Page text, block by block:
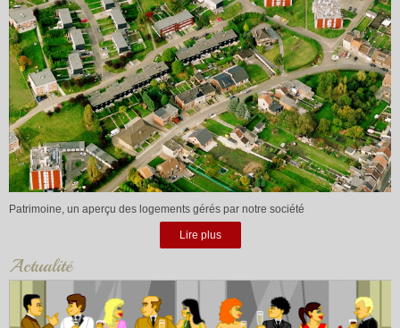
Patrimoine, un aperçu des logements gérés par notre société
Lire plus
Actualité